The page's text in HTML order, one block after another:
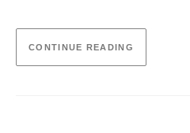
CONTINUE READING